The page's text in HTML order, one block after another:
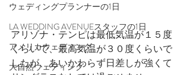
ウェディングプランナーの1日
LA WEDDING AVENUEスタッフの1日
アメリカウェディング
大自然ウェディング
アリゾナ・テンピは最低気温が１５度
くらいで、最高気温が３０度くらいで
したが、あいかわらず日差しが強くて